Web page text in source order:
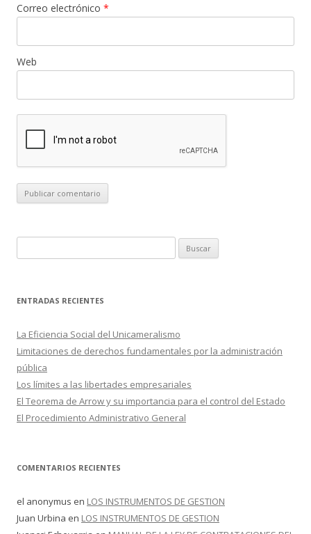
Correo electrónico *
Web
u
c
r
:
ENTRADAS RECIENTES
La Eficiencia Social del Unicameralismo
Limitaciones de derechos fundamentales por la administración
pública
Los límites a las libertades empresariales
El Teorema de Arrow y su importancia para el control del Estado
El Procedimiento Administrativo General
COMENTARIOS RECIENTES
el anonymus en LOS INSTRUMENTOS DE GESTION
Juan Urbina en LOS INSTRUMENTOS DE GESTION